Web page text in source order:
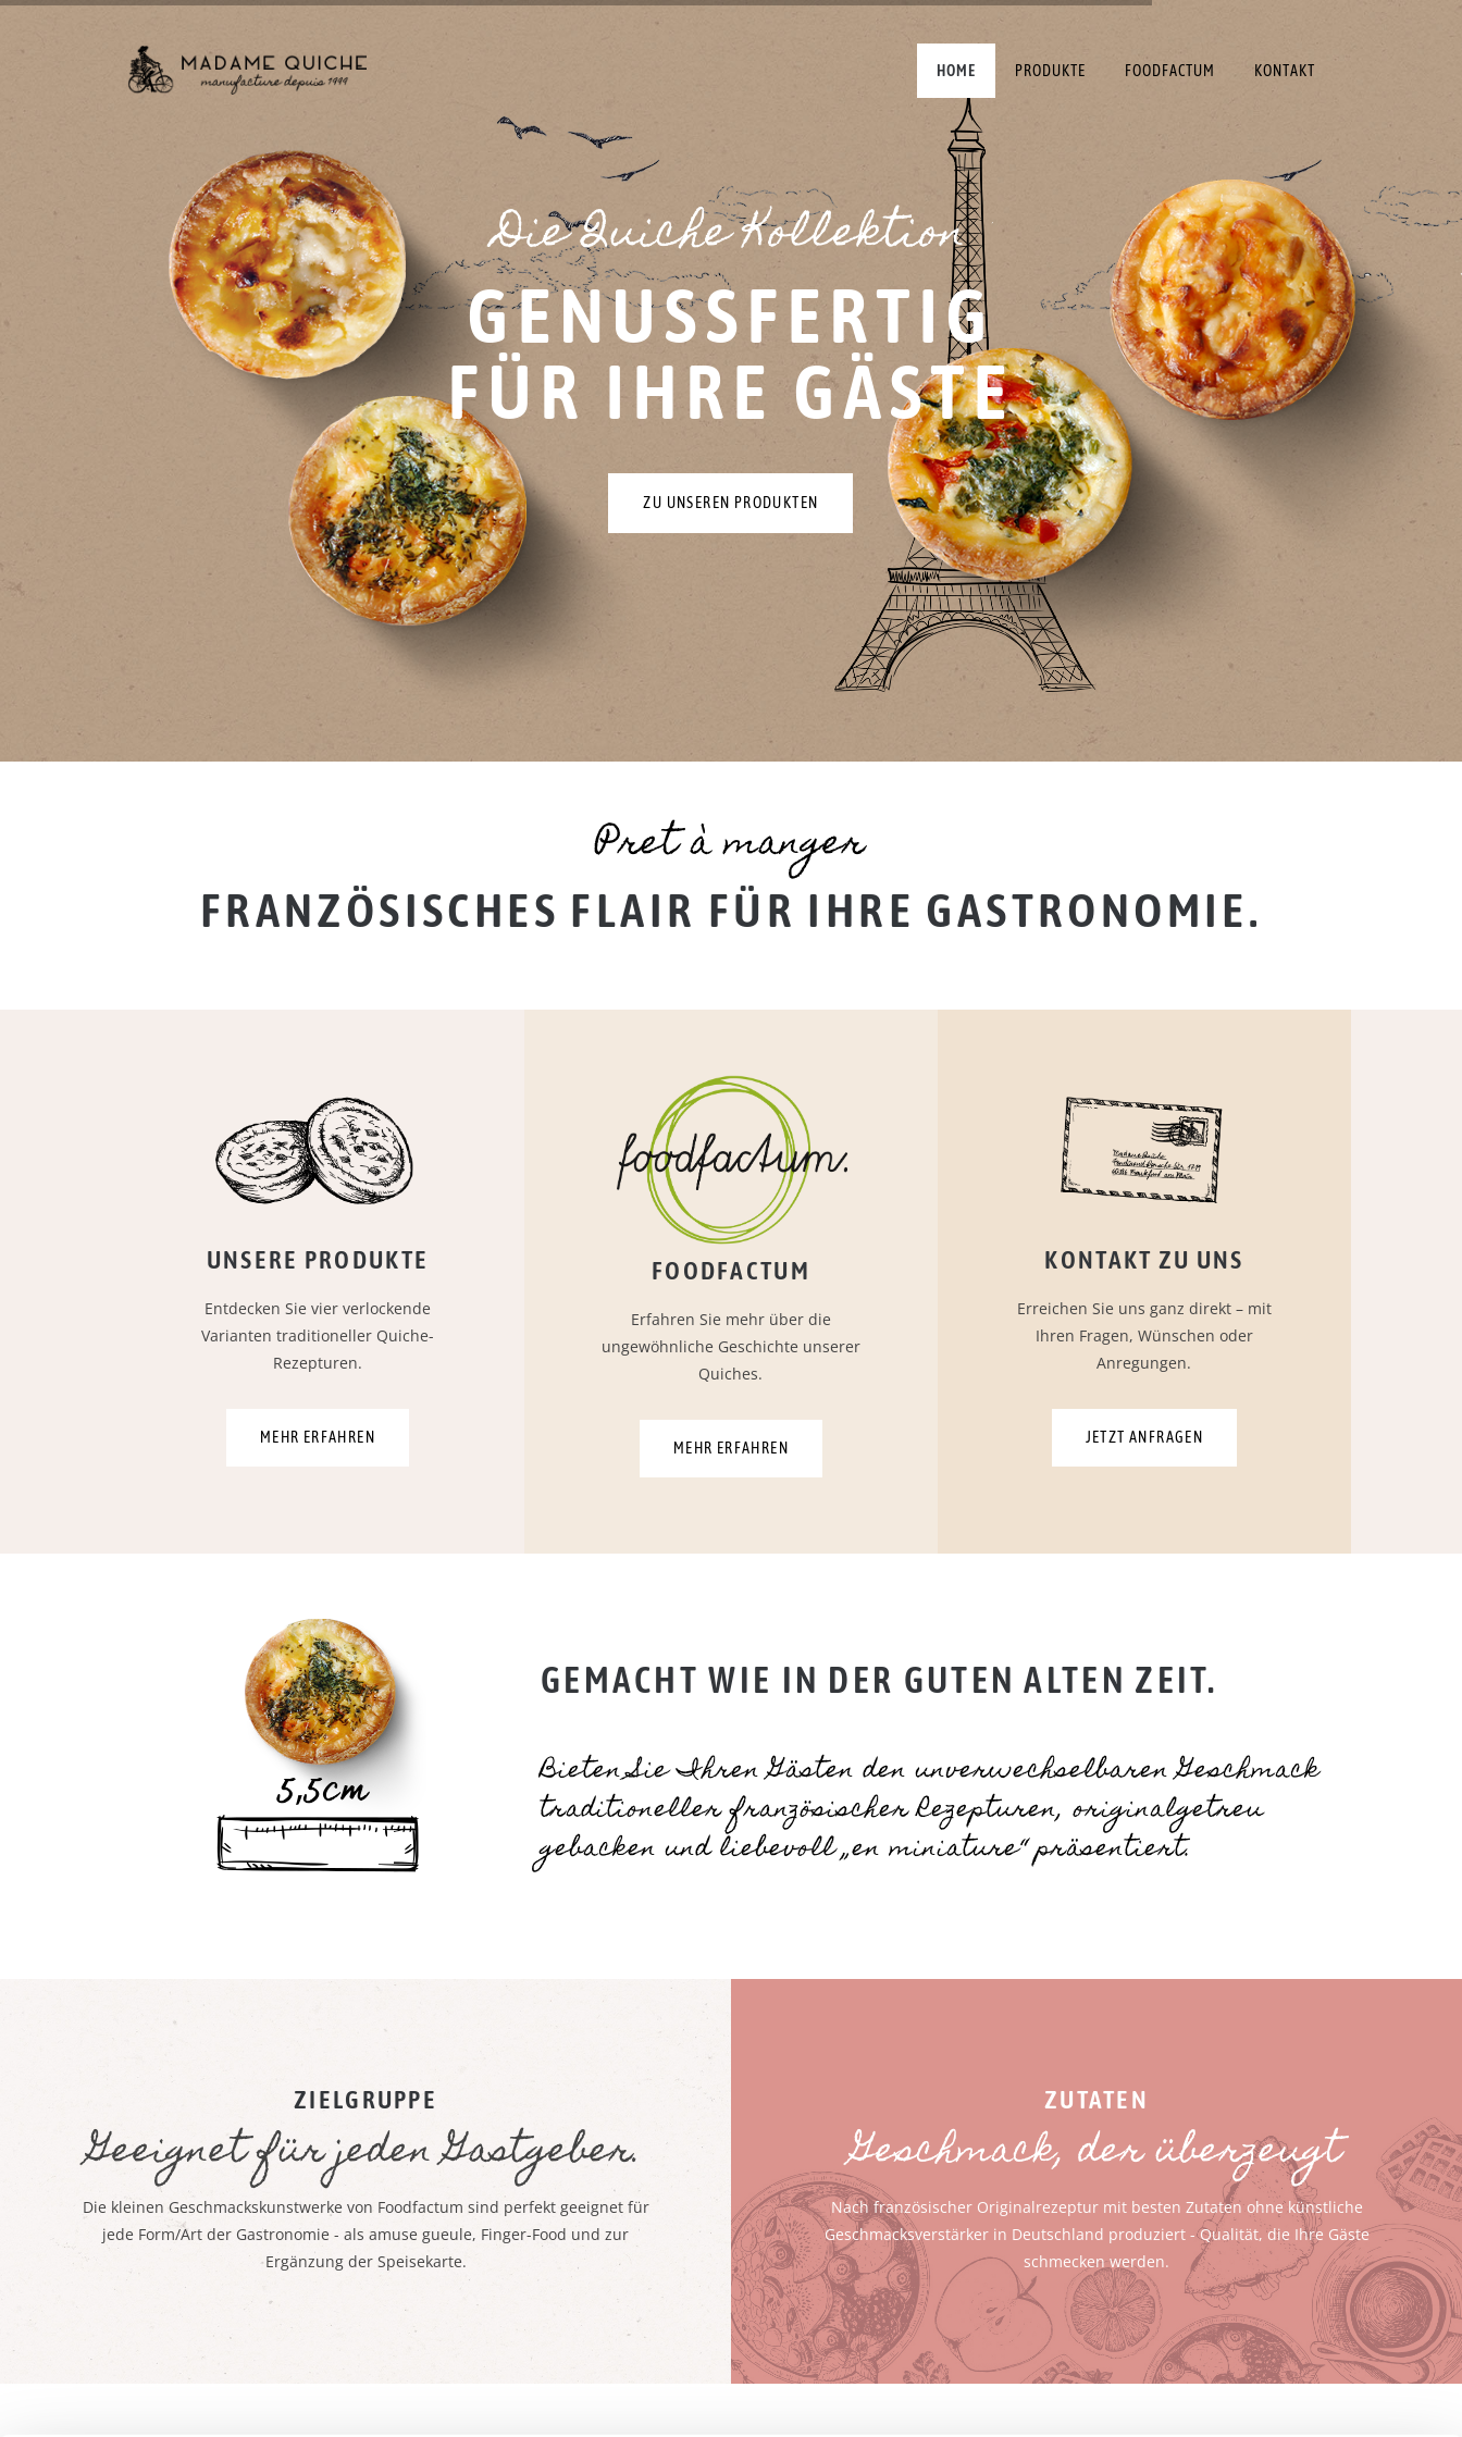
HOME PRODUKTE FOODFACTUM KONTAKT
Die Quiche Kollektion
GENUSSFERTIG
FÜR IHRE GÄSTE
ZU UNSEREN PRODUKTEN
Pret à manger
FRANZÖSISCHES FLAIR FÜR IHRE GASTRONOMIE.
UNSERE PRODUKTE
Entdecken Sie vier verlockende
Varianten traditioneller Quiche-
Rezepturen.
MEHR ERFAHREN
FOODFACTUM
Erfahren Sie mehr über die
ungewöhnliche Geschichte unserer
Quiches.
MEHR ERFAHREN
KONTAKT ZU UNS
Erreichen Sie uns ganz direkt – mit
Ihren Fragen, Wünschen oder
Anregungen.
JETZT ANFRAGEN
GEMACHT WIE IN DER GUTEN ALTEN ZEIT.
Bieten Sie Ihren Gästen den unverwechselbaren Geschmack
traditioneller französischer Rezepturen, originalgetreu
gebacken und liebevoll „en miniature“ präsentiert.
ZIELGRUPPE
Geeignet für jeden Gastgeber.
Die kleinen Geschmackskunstwerke von Foodfactum sind perfekt geeignet für
jede Form/Art der Gastronomie - als amuse gueule, Finger-Food und zur
Ergänzung der Speisekarte.
ZUTATEN
Geschmack, der überzeugt
Nach französischer Originalrezeptur mit besten Zutaten ohne künstliche
Geschmacksverstärker in Deutschland produziert - Qualität, die Ihre Gäste
schmecken werden.